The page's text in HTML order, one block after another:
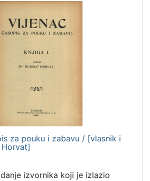
za pouku i zabavu / [vlasnik i
izvornika koji je izlazio